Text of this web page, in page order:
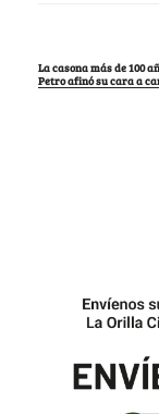
La casona más de 100
Petro afinó su cara a